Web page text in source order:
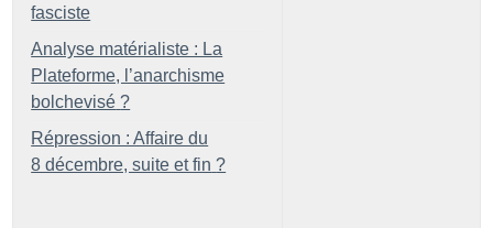
fasciste
Analyse matérialiste : La
Plateforme, l’anarchisme
bolchevisé ?
Répression : Affaire du
8 décembre, suite et fin ?